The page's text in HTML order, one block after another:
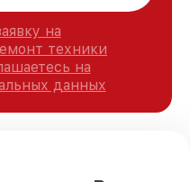
на
техники
на
данных